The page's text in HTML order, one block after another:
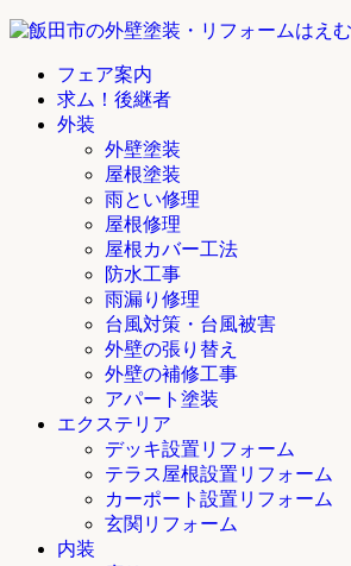
フェア案内
求ム！後継者
外装
外壁塗装
屋根塗装
雨とい修理
屋根修理
屋根カバー工法
防水工事
雨漏り修理
台風対策・台風被害
外壁の張り替え
外壁の補修工事
アパート塗装
エクステリア
デッキ設置リフォーム
テラス屋根設置リフォーム
カーポート設置リフォーム
玄関リフォーム
内装